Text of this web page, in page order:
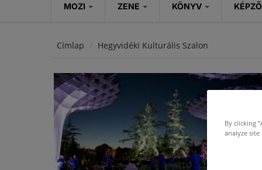
MOZI
MOZI
Hírek
Kritikák
ZENE
ZENE
Hírek
Koncertek
KÖNYV
KÖNYV
Könyvajánlók
Rendezvények
Szösszenetek
Címlap Hegyvidéki Kulturális Szalon
By clicking
analyze